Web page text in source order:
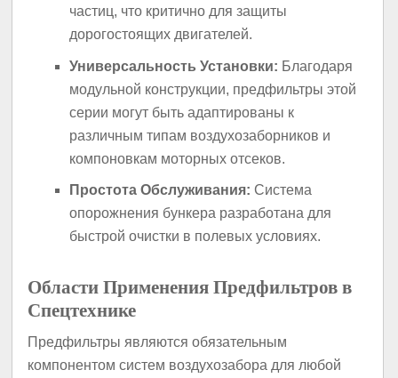
частиц, что критично для защиты
дорогостоящих двигателей.
Универсальность Установки: Благодаря
модульной конструкции, предфильтры этой
серии могут быть адаптированы к
различным типам воздухозаборников и
компоновкам моторных отсеков.
Простота Обслуживания: Система
опорожнения бункера разработана для
быстрой очистки в полевых условиях.
Области Применения Предфильтров в
Спецтехнике
Предфильтры являются обязательным
компонентом систем воздухозабора для любой